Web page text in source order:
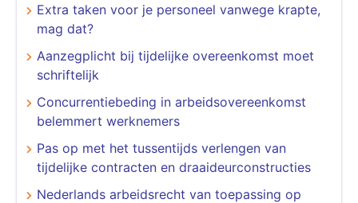
Extra taken voor je personeel vanwege krapte,
mag dat?
Aanzegplicht bij tijdelijke overeenkomst moet
schriftelijk
Concurrentiebeding in arbeidsovereenkomst
belemmert werknemers
Pas op met het tussentijds verlengen van
tijdelijke contracten en draaideurconstructies
Nederlands arbeidsrecht van toepassing op